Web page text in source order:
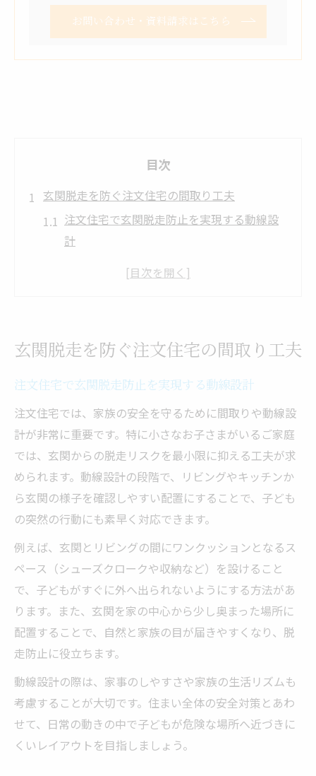
お問い合わせ・資料請求はこちら
目次
玄関脱走を防ぐ注文住宅の間取り工夫
注文住宅で玄関脱走防止を実現する動線設
計
子どもが勝手に玄関を開けない工夫と配置
保
子供が玄関から出ない間取りの工夫ポイン
子ども安全重視なら注文住宅が最適な理由
注文住宅が実現する子どもの安全な暮らし
設計
家庭ごとのリスクに合わせた注文住宅の工
夫
子どもの安心を最優先した注文住宅の魅力
事故を未然に防ぐ注文住宅の安全性とは
家庭内事故を減らす間取り設計のポイント
注文住宅で家庭内事故リスクを減らす工夫
キッチンや浴室の安全な配置が事故防止に
重要
子供の家庭内事故ランキングから学ぶ間取
り
玄関脱走を防ぐ注文住宅の間取り工夫
注文住宅で玄関脱走防止を実現する動線設計
注文住宅では、家族の安全を守るために間取りや動線設
計が非常に重要です。特に小さなお子さまがいるご家庭
では、玄関からの脱走リスクを最小限に抑える工夫が求
められます。動線設計の段階で、リビングやキッチンか
ら玄関の様子を確認しやすい配置にすることで、子ども
の突然の行動にも素早く対応できます。
例えば、玄関とリビングの間にワンクッションとなるス
ペース（シューズクロークや収納など）を設けること
で、子どもがすぐに外へ出られないようにする方法があ
ります。また、玄関を家の中心から少し奥まった場所に
配置することで、自然と家族の目が届きやすくなり、脱
走防止に役立ちます。
動線設計の際は、家事のしやすさや家族の生活リズムも
考慮することが大切です。住まい全体の安全対策とあわ
せて、日常の動きの中で子どもが危険な場所へ近づきに
くいレイアウトを目指しましょう。